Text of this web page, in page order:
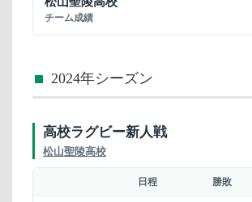
チーム成績
2024年シーズン
高校ラグビー新人戦
松山聖陵高校
日程 勝敗